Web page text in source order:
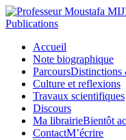
Accueil
Note biographique
ParcoursDistinctions
Culture et reflexions
Travaux scientifiques
Discours
Ma librairieBientôt
ContactM’écrire